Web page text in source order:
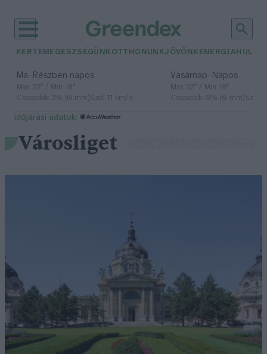
KERTEM EGÉSZSÉGÜNK OTTHONUNKJÖVŐNK ENERGIA
Ma– Részben napos
Max 32° / Min 18°
Csapadék: 3% (0 mm)Szél: 11 km/h
Vasárnap– Napos
Max 32° / Min 18°
Csapadék: 0% (0 mm)Szél:
időjárási adatok:
Városliget